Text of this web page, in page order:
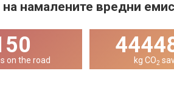
намалените вредни
on the road kg CO2